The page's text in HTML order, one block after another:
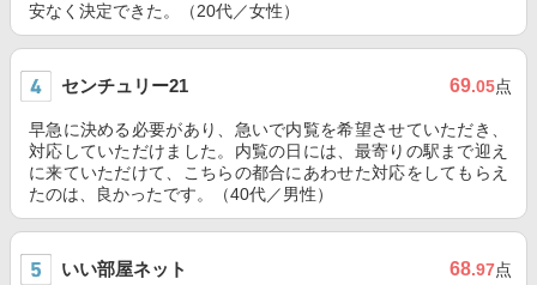
安なく決定できた。（20代／女性）
センチュリー21 69.05点
早急に決める必要があり、急いで内覧を希望させていただき、
対応していただけました。内覧の日には、最寄りの駅まで迎え
に来ていただけて、こちらの都合にあわせた対応をしてもらえ
たのは、良かったです。（40代／男性）
いい部屋ネット 68.97点